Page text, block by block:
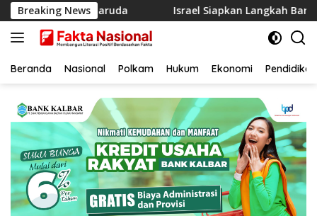
Langsung
ke
konten
Breaking News
Garuda Israel Siapkan Langkah Baru di Gaza,
Beranda Nasional Polkam Hukum Ekonomi Pendidikan